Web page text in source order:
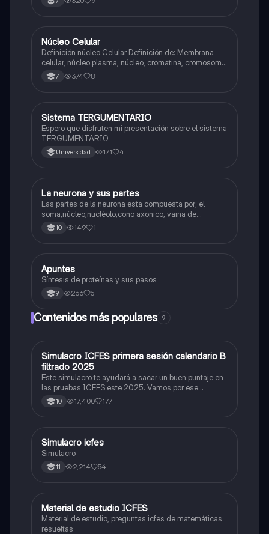
NBiologia
Núcleo Celular
Definición núcleo Celular Definición de: Membrana
celular, núcleo plasma, núcleo, cromatina, cromosoma
Interfase Fases de la interfase
7 374 8
Biologia
Sistema TERGUMENTARIO
Espero que disfruten mi presentación sobre el sistema
TERGUMENTARIO
Universidad 171 4
Biologia
La neurona y sus partes
Las partes de la neurona esta compuesta por; el
soma,núcleo,nucléolo,cono axonico, vaina de
mielina,celula schwan,núcleo de schwann,nódulo de
Ranvier,terminal axonico Arborizacion terminal, botón
10 149 1
Biologia
Apuntes
Síntesis de proteínas y sus pasos
9 266 5
Contenidos más populares 9
ICFES: Matemáticas
Simulacro ICFES primera sesión calendario B
filtrado 2025
Este simulacro te ayudará a sacar un buen puntaje en
las pruebas ICFES este 2025. Vamos por ese
500/500. Y poder ser admitido en la universidad que
quieras, estudiar la carrera que quieres y no la que te
10 17,400 177
ICFES: Lectura Crítica
Simulacro icfes
Simulacro
11 2,214 54
ICFES: Matemáticas
Material de estudio ICFES
Material de estudio, preguntas icfes de matemáticas
resueltas